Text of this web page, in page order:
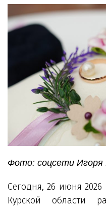
Фото: соцсети Игоря
Сегодня, 26 июня
Курской области